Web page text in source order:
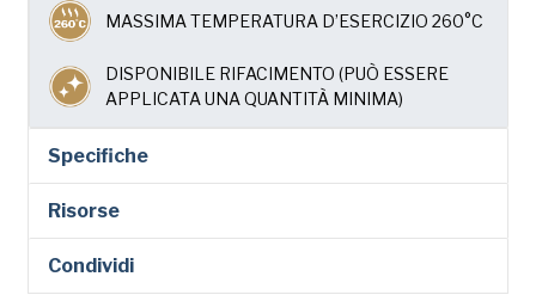
MASSIMA TEMPERATURA D’ESERCIZIO 260°C
DISPONIBILE RIFACIMENTO (PUÒ ESSERE
APPLICATA UNA QUANTITÀ MINIMA)
Specifiche
Risorse
Condividi